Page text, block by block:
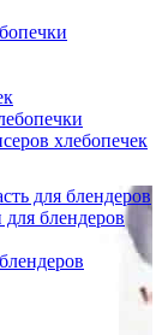
хлебопечек
для блендеров
блендеров